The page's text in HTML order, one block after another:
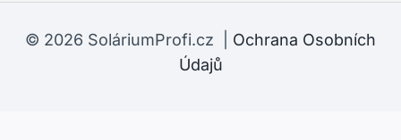
© 2026 SoláriumProfi.cz | Ochrana Osobních
Údajů